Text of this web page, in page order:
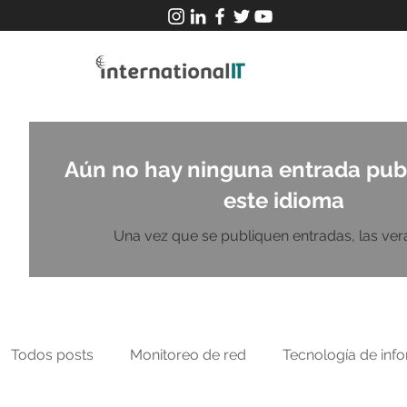
Aún no hay ninguna entrada
este idioma
Una vez que se publiquen entradas, las
Todos posts Monitoreo de red Tecnología de